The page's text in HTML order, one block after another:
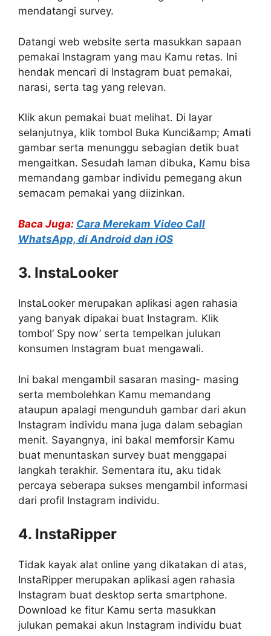
mendatangi survey.
Datangi web website serta masukkan sapaan
pemakai Instagram yang mau Kamu retas. Ini
hendak mencari di Instagram buat pemakai,
narasi, serta tag yang relevan.
Klik akun pemakai buat melihat. Di layar
selanjutnya, klik tombol Buka Kunci&amp; Amati
gambar serta menunggu sebagian detik buat
mengaitkan. Sesudah laman dibuka, Kamu bisa
memandang gambar individu pemegang akun
semacam pemakai yang diizinkan.
Baca Juga: Cara Merekam Video Call
WhatsApp, di Android dan iOS
3. InstaLooker
InstaLooker merupakan aplikasi agen rahasia
yang banyak dipakai buat Instagram. Klik
tombol‘ Spy now’ serta tempelkan julukan
konsumen Instagram buat mengawali.
Ini bakal mengambil sasaran masing- masing
serta membolehkan Kamu memandang
ataupun apalagi mengunduh gambar dari akun
Instagram individu mana juga dalam sebagian
menit. Sayangnya, ini bakal memforsir Kamu
buat menuntaskan survey buat menggapai
langkah terakhir. Sementara itu, aku tidak
percaya seberapa sukses mengambil informasi
dari profil Instagram individu.
4. InstaRipper
Tidak kayak alat online yang dikatakan di atas,
InstaRipper merupakan aplikasi agen rahasia
Instagram buat desktop serta smartphone.
Download ke fitur Kamu serta masukkan
julukan pemakai akun Instagram individu buat